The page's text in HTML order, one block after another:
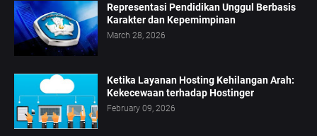
Representasi Pendidikan Unggul Berbasis
Karakter dan Kepemimpinan
March 28, 2026
Ketika Layanan Hosting Kehilangan Arah:
Kekecewaan terhadap Hostinger
February 09, 2026